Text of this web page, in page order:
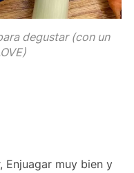
degustar (con un
Enjuagar muy bien y